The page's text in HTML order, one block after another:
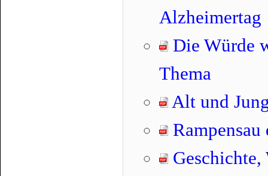
Alzheimertag
Die Würde
Thema
Alt und
Rampensau